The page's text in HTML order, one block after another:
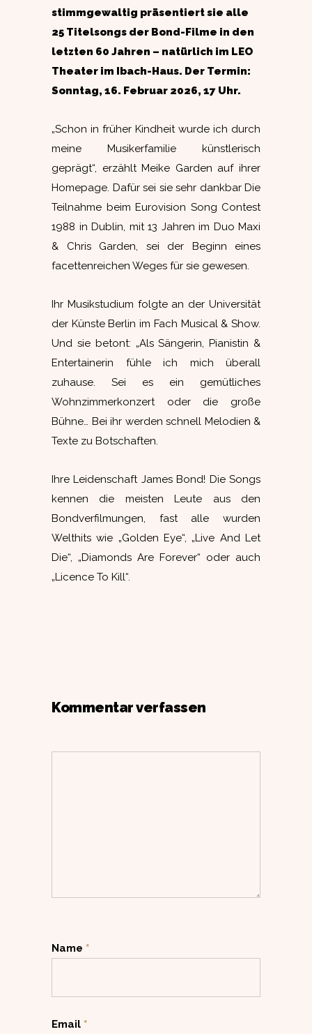
stimmgewaltig präsentiert sie alle
25 Titelsongs der Bond-Filme in den
letzten 60 Jahren – natürlich im LEO
Theater im Ibach-Haus. Der Termin:
Sonntag, 16. Februar 2026, 17 Uhr.
„Schon in früher Kindheit wurde ich durch
meine Musikerfamilie künstlerisch
geprägt“, erzählt Meike Garden auf ihrer
Homepage. Dafür sei sie sehr dankbar Die
Teilnahme beim Eurovision Song Contest
1988 in Dublin, mit 13 Jahren im Duo Maxi
& Chris Garden, sei der Beginn eines
facettenreichen Weges für sie gewesen.
Ihr Musikstudium folgte an der Universität
der Künste Berlin im Fach Musical & Show.
Und sie betont: „Als Sängerin, Pianistin &
Entertainerin fühle ich mich überall
zuhause. Sei es ein gemütliches
Wohnzimmerkonzert oder die große
Bühne… Bei ihr werden schnell Melodien &
Texte zu Botschaften.
Ihre Leidenschaft James Bond! Die Songs
kennen die meisten Leute aus den
Bondverfilmungen, fast alle wurden
Welthits wie „Golden Eye“, „Live And Let
Die“, „Diamonds Are Forever“ oder auch
„Licence To Kill“.
Kommentar verfassen
Name *
Email *